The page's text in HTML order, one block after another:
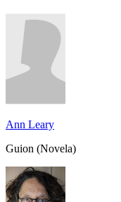
Ann Leary
Guion (Novela)